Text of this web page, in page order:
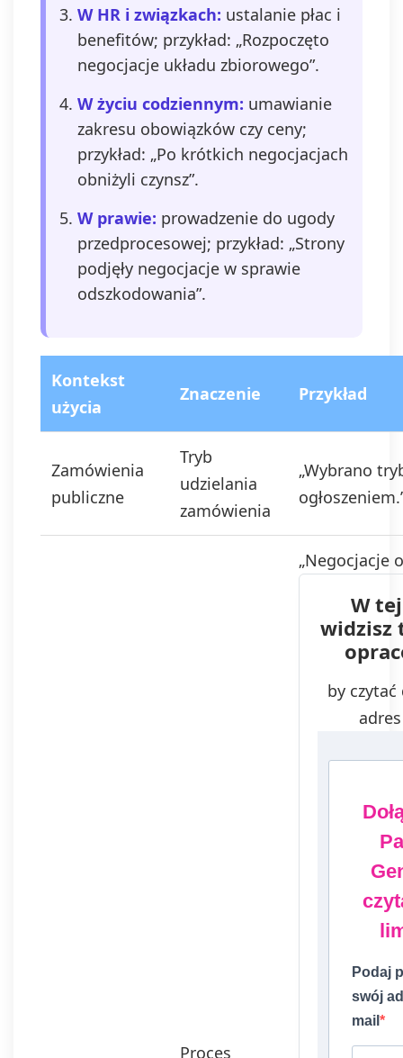
W HR i związkach: ustalanie płac i
benefitów; przykład: „Rozpoczęto
negocjacje układu zbiorowego”.
W życiu codziennym: umawianie
zakresu obowiązków czy ceny;
przykład: „Po krótkich negocjacjach
obniżyli czynsz”.
W prawie: prowadzenie do ugody
przedprocesowej; przykład: „Strony
podjęły negocjacje w sprawie
odszkodowania”.
Kontekst
użycia
Znaczenie Przykład
Zamówienia
publiczne
Tryb
udzielania
zamówienia
„Wybrano
Proces
„Negocjacje
W
by
Podaj
swój
mail